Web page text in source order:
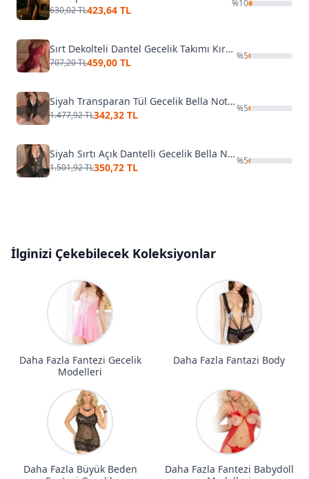
630,02 TL423,64 TL
%10
Sırt Dekolteli Dantel Gecelik Takımı Kırmızı Merry See 2215-Kırmızı
707,20 TL459,00 TL
%5
Siyah Transparan Tül Gecelik Bella Notte 15514
1.477,92 TL342,32 TL
%5
Siyah Sırtı Açık Dantelli Gecelik Bella Notte 15032
1.501,92 TL350,72 TL
%5
İlginizi Çekebilecek Koleksiyonlar
Daha Fazla Fantezi Gecelik
Modelleri
Daha Fazla Fantazi Body
Daha Fazla Büyük Beden
Daha Fazla Fantezi Babydoll